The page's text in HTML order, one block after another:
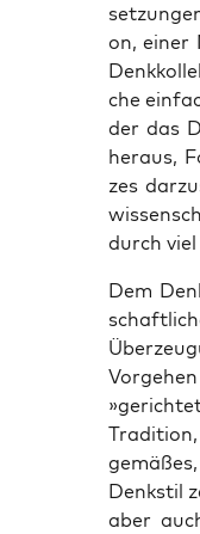
on, einer
che
der das
her­aus,
zes
durch
Dem
Denk­stil
aber